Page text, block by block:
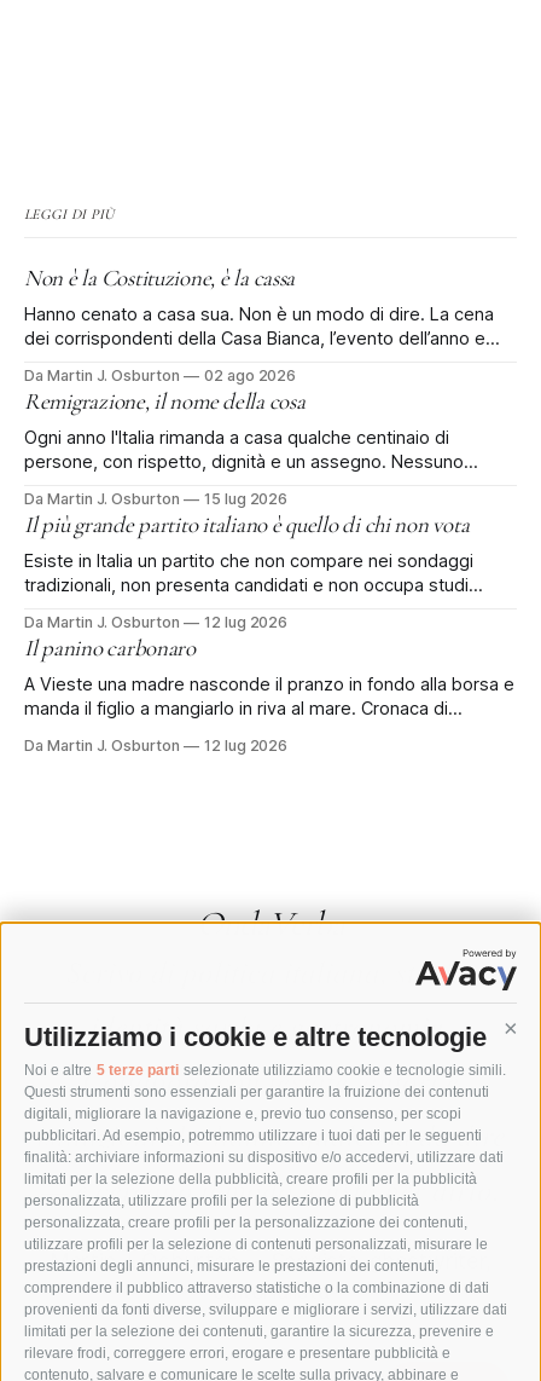
Utilizziamo i cookie e altre tecnologie
Noi e altre 5 terze parti selezionate utilizziamo cookie e tecnologie simili.
Questi strumenti sono essenziali per garantire la fruizione dei contenuti
digitali, migliorare la navigazione e, previo tuo consenso, per scopi
pubblicitari. Ad esempio, potremmo utilizzare i tuoi dati per le seguenti
finalità: archiviare informazioni su dispositivo e/o accedervi, utilizzare dati
limitati per la selezione della pubblicità, creare profili per la pubblicità
personalizzata, utilizzare profili per la selezione di pubblicità
personalizzata, creare profili per la personalizzazione dei contenuti,
utilizzare profili per la selezione di contenuti personalizzati, misurare le
prestazioni degli annunci, misurare le prestazioni dei contenuti,
comprendere il pubblico attraverso statistiche o la combinazione di dati
provenienti da fonti diverse, sviluppare e migliorare i servizi, utilizzare dati
limitati per la selezione dei contenuti, garantire la sicurezza, prevenire e
rilevare frodi, correggere errori, erogare e presentare pubblicità e
contenuto, salvare e comunicare le scelte sulla privacy, abbinare e
LEGGI DI PIÙ
Non è la Costituzione, è la cassa
Hanno cenato a casa sua. Non è un modo di dire. La cena
dei corrispondenti della Casa Bianca, l’evento dell’anno e
Waldorf Astoria di Washington: il vecchio Old Post Office, il
palazzo federale che
Da Martin J. Osburton 02 ago 2026
Remigrazione, il nome della cosa
Ogni anno l'Italia rimanda a casa qualche centinaio di
persone, con rispetto, dignità e un assegno. Nessuno
quattro, forse cinquecento persone che ogni anno lasciano
l'Italia con l'aiuto dello Stato italiano. Si chiama rimpatrio
Da Martin J. Osburton 15 lug 2026
Il più grande partito italiano è quello di chi non vota
Esiste in Italia un partito che non compare nei sondaggi
tradizionali, non presenta candidati e non occupa studi
partito del Paese: è quello di chi ha deciso di non votare più.
Secondo alcune stime sull'affluenza alle prossime elezioni
Da Martin J. Osburton 12 lug 2026
Il panino carbonaro
A Vieste una madre nasconde il pranzo in fondo alla borsa e
manda il figlio a mangiarlo in riva al mare. Cronaca di
borsa, sotto i teli e la crema solare, nascosto come si
Da Martin J. Osburton 12 lug 2026
OndaVerba
Scrivo di politica italiana, storia,
identità sarda e gastronomia.
Collaboro con testate, autori e
istituzioni che hanno qualcosa da dire
— e cercano il modo giusto per dirlo.
Martin J. Osburton — Saggista, ghostwriter,
editorialista